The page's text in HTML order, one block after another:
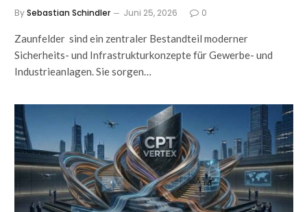
BySebastian Schindler Juni 25, 2026 0
Zaunfelder sind ein zentraler Bestandteil moderner
Sicherheits- und Infrastrukturkonzepte für Gewerbe- und
Industrieanlagen. Sie sorgen…